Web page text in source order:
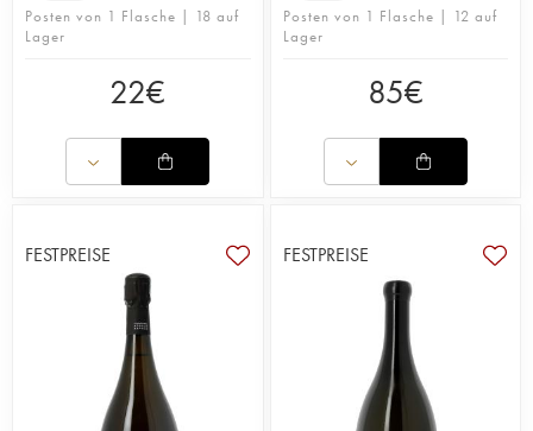
Posten von 1 Flasche | 18 auf
Lager
22€
Posten von 1 Flasche | 12 auf
Lager
85€
FESTPREISE FESTPREISE